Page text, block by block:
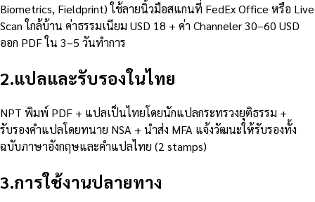
Biometrics, Fieldprint) ใช้ลายนิ้วมือสแกนที่ FedEx Office หรือ Live
Scan ใกล้บ้าน ค่าธรรมเนียม USD 18 + ค่า Channeler 30–60 USD
ออก PDF ใน 3–5 วันทำการ
2.แปลและรับรองในไทย
NPT พิมพ์ PDF + แปลเป็นไทยโดยนักแปลกระทรวงยุติธรรม +
รับรองคำแปลโดยทนาย NSA + นำส่ง MFA แจ้งวัฒนะให้รับรองทั้ง
ฉบับภาษาอังกฤษและคำแปลไทย (2 stamps)
3.การใช้งานปลายทาง